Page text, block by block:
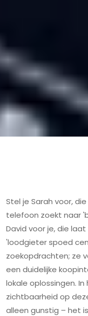
Stel je Sarah voor,
telefoon zoekt naar
David voor je, die
'loodgieter spoed
zoekopdrachten; ze
een duidelijke
lokale oplossingen.
zichtbaarheid op
alleen gunstig – het